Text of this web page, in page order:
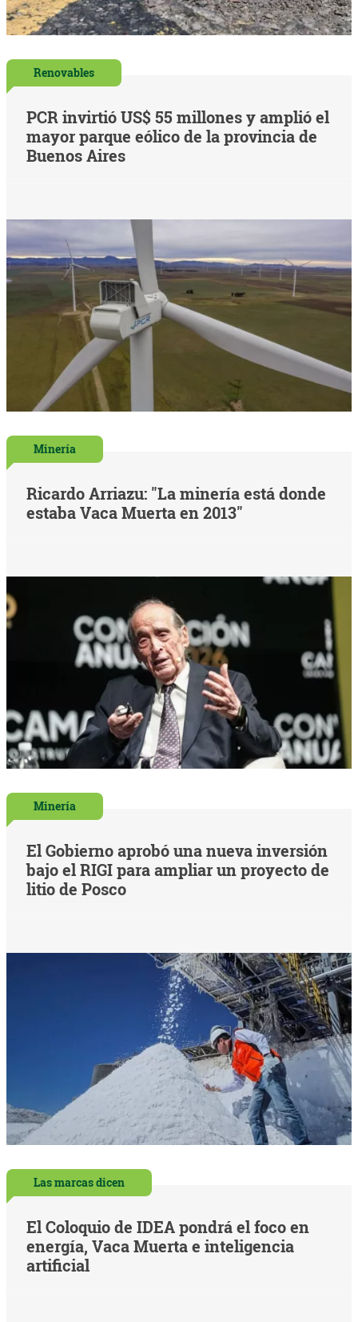
Renovables
PCR invirtió US$ 55 millones y amplió el
mayor parque eólico de la provincia de
Buenos Aires
Minería
Ricardo Arriazu: "La minería está donde
estaba Vaca Muerta en 2013"
Minería
El Gobierno aprobó una nueva inversión
bajo el RIGI para ampliar un proyecto de
litio de Posco
Las marcas dicen
El Coloquio de IDEA pondrá el foco en
energía, Vaca Muerta e inteligencia
artificial